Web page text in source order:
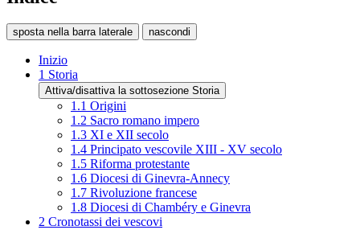
sposta nella barra laterale nascondi
Inizio
1 Storia
Attiva/disattiva la sottosezione Storia
1.1 Origini
1.2 Sacro romano impero
1.3 XI e XII secolo
1.4 Principato vescovile XIII - XV secolo
1.5 Riforma protestante
1.6 Diocesi di Ginevra-Annecy
1.7 Rivoluzione francese
1.8 Diocesi di Chambéry e Ginevra
2 Cronotassi dei vescovi